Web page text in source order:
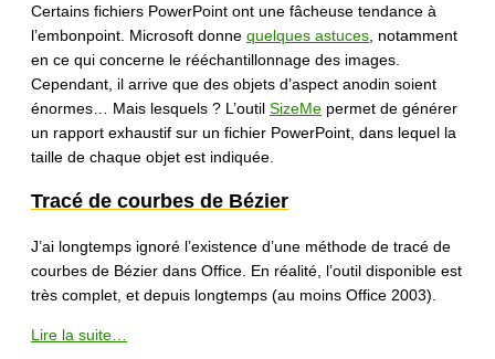
Certains fichiers PowerPoint ont une fâcheuse tendance à
l’embonpoint. Microsoft donne quelques astuces , notamment
en ce qui concerne le rééchantillonnage des images.
Cependant, il arrive que des objets d’aspect anodin soient
énormes… Mais lesquels ? L’outil SizeMe permet de générer
un rapport exhaustif sur un fichier PowerPoint, dans lequel la
taille de chaque objet est indiquée.
Tracé de courbes de Bézier
J’ai longtemps ignoré l’existence d’une méthode de tracé de
courbes de Bézier dans Office. En réalité, l’outil disponible est
très complet, et depuis longtemps (au moins Office 2003).
Lire la suite…